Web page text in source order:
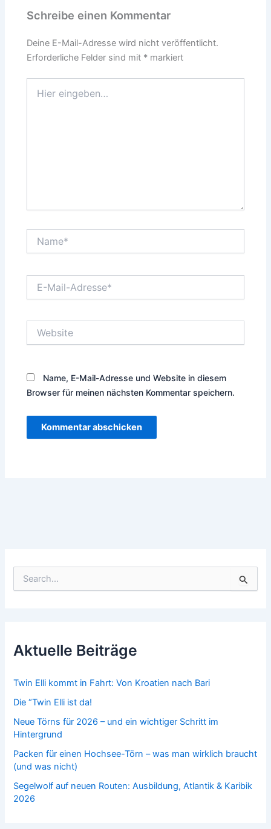
Schreibe einen Kommentar
Deine E-Mail-Adresse wird nicht veröffentlicht.
Erforderliche Felder sind mit * markiert
eingeben…
Mail-
Name, E-Mail-Adresse und Website in diesem
Browser für meinen nächsten Kommentar speichern.
n
a
h
Aktuelle Beiträge
Twin Elli kommt in Fahrt: Von Kroatien nach Bari
Die “Twin Elli ist da!
Neue Törns für 2026 – und ein wichtiger Schritt im
Hintergrund
Packen für einen Hochsee-Törn – was man wirklich braucht
(und was nicht)
Segelwolf auf neuen Routen: Ausbildung, Atlantik & Karibik
2026